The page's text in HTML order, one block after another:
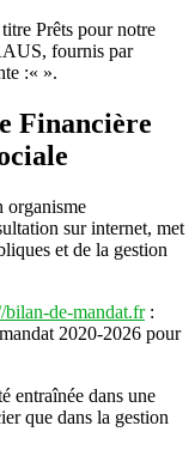
Prêts pour notre
fournis par
:« ».
Financière
organisme
sur internet, met
et de la gestion
bilan-de-mandat.fr:
2020-2026 pour
entraînée dans une
que dans la gestion